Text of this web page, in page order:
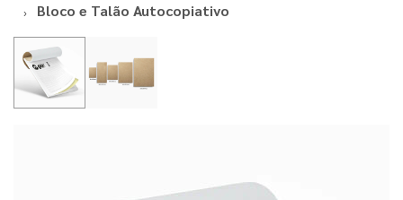
Bloco e Talão Autocopiativo